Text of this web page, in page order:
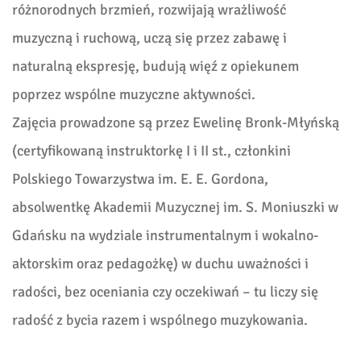
różnorodnych brzmień, rozwijają wrażliwość
muzyczną i ruchową, uczą się przez zabawę i
naturalną ekspresję, budują więź z opiekunem
poprzez wspólne muzyczne aktywności.
Zajęcia prowadzone są przez Ewelinę Bronk-Młyńską
(certyfikowaną instruktorkę I i II st., członkini
Polskiego Towarzystwa im. E. E. Gordona,
absolwentkę Akademii Muzycznej im. S. Moniuszki w
Gdańsku na wydziale instrumentalnym i wokalno-
aktorskim oraz pedagożkę) w duchu uważności i
radości, bez oceniania czy oczekiwań – tu liczy się
radość z bycia razem i wspólnego muzykowania.